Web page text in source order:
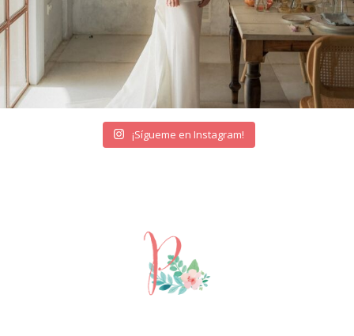
¡Sígueme en Instagram!